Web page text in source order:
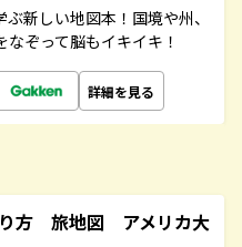
新しい地図本！国境や州、
ぞって脳もイキイキ！
詳細を見る
方 旅地図 アメリカ大